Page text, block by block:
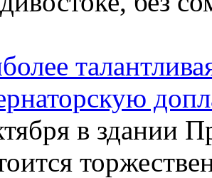
в здании